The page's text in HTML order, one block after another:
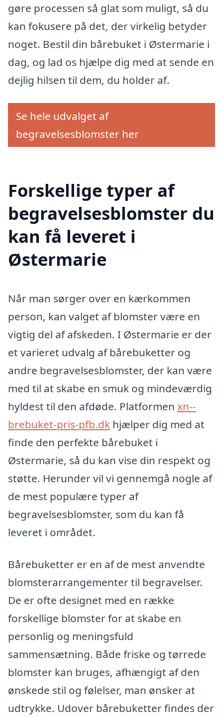
gøre processen så glat som muligt, så du
kan fokusere på det, der virkelig betyder
noget. Bestil din bårebuket i Østermarie i
dag, og lad os hjælpe dig med at sende en
dejlig hilsen til dem, du holder af.
Se hele udvalget af
begravelsesblomster her
Forskellige typer af
begravelsesblomster du
kan få leveret i
Østermarie
Når man sørger over en kærkommen
person, kan valget af blomster være en
vigtig del af afskeden. I Østermarie er der
et varieret udvalg af bårebuketter og
andre begravelsesblomster, der kan være
med til at skabe en smuk og mindeværdig
hyldest til den afdøde. Platformen xn--
brebuket-pris-pfb.dk hjælper dig med at
finde den perfekte bårebuket i
Østermarie, så du kan vise din respekt og
støtte. Herunder vil vi gennemgå nogle af
de mest populære typer af
begravelsesblomster, som du kan få
leveret i området.
Bårebuketter er en af de mest anvendte
blomsterarrangementer til begravelser.
De er ofte designet med en række
forskellige blomster for at skabe en
personlig og meningsfuld
sammensætning. Både friske og tørrede
blomster kan bruges, afhængigt af den
ønskede stil og følelser, man ønsker at
udtrykke. Udover bårebuketter findes der